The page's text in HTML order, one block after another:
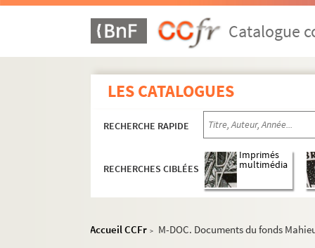
Catalogue
LES CATALOGUES
RECHERCHE RAPIDE
RECHERCHES CIBLÉES
Imprimés
multimédia
Accueil CCFr > M-DOC. Documents du fonds